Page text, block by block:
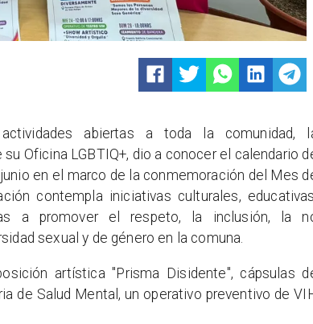
abiertas a toda la comunidad,
Oficina LGBTIQ+, dio a conocer el calendario
en el marco de la conmemoración del Mes
contempla iniciativas culturales,
a promover el respeto, la inclusión, la
sexual y de género en la comuna.
artística "Prisma Disidente", cápsulas
de Salud Mental, un operativo preventivo de